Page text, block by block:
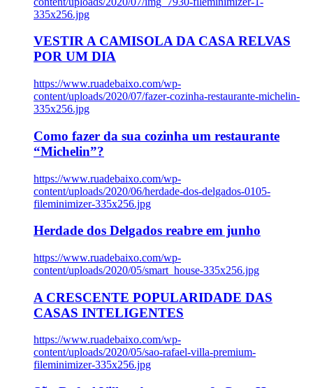
335x256.jpg
VESTIR A CAMISOLA DA CASA RELVAS
POR UM DIA
https://www.ruadebaixo.com/wp-
content/uploads/2020/07/fazer-cozinha-restaurante-michelin-
335x256.jpg
Como fazer da sua cozinha um restaurante
“Michelin”?
https://www.ruadebaixo.com/wp-
content/uploads/2020/06/herdade-dos-delgados-0105-
fileminimizer-335x256.jpg
Herdade dos Delgados reabre em junho
https://www.ruadebaixo.com/wp-
content/uploads/2020/05/smart_house-335x256.jpg
A CRESCENTE POPULARIDADE DAS
CASAS INTELIGENTES
https://www.ruadebaixo.com/wp-
content/uploads/2020/05/sao-rafael-villa-premium-
fileminimizer-335x256.jpg